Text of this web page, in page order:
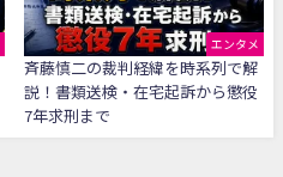
エンタメ
斉藤慎二の裁判経緯を時系列で解
説！書類送検・在宅起訴から懲役
7年求刑まで